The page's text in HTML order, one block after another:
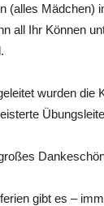
(alles Mädchen)
all Ihr Können
wurden die
gibt es –